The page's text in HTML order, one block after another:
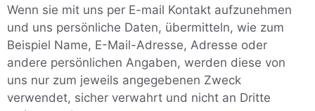
Wenn sie mit uns per E-mail Kontakt aufzunehmen
und uns persönliche Daten, übermitteln, wie zum
Beispiel Name, E-Mail-Adresse, Adresse oder
andere persönlichen Angaben, werden diese von
uns nur zum jeweils angegebenen Zweck
verwendet, sicher verwahrt und nicht an Dritte